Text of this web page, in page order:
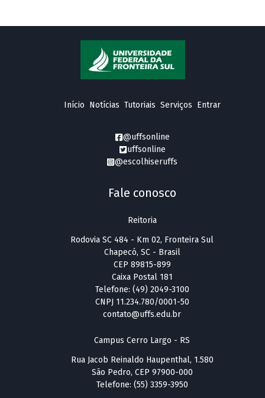
Início Notícias Tutoriais Serviços Entrar
@uffsonline
uffsonline
@escolhiseruffs
Fale conosco
Reitoria
Rodovia SC 484 - Km 02, Fronteira Sul
Chapecó, SC - Brasil
CEP 89815-899
Caixa Postal 181
Telefone: (49) 2049-3100
CNPJ 11.234.780/0001-50
contato@uffs.edu.br
Campus Cerro Largo - RS
Rua Jacob Reinaldo Haupenthal, 1.580
São Pedro, CEP 97900-000
Telefone: (55) 3359-3950